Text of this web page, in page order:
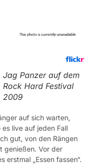
Jag Panzer auf dem
Rock Hard Festival
2009
auf sich warten,
live auf jeden Fall
gut, von den Rängen
genießen. Vor der
erstmal „Essen fassen“.